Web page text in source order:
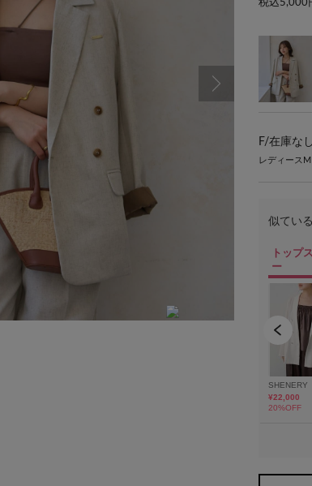
税込5,000
F/在庫なし
レディース